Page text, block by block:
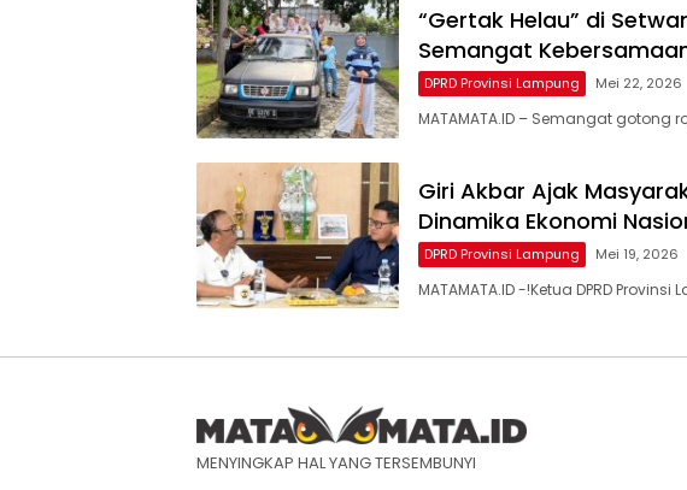
“Gertak Helau” di
Semangat
DPRD Provinsi Lampung Mei 22, 2026
MATAMATA.ID – Semangat gotong
Giri Akbar Ajak
Dinamika Ekonomi
DPRD Provinsi Lampung Mei 19, 2026
MATAMATA.ID -!Ketua DPRD
MENYINGKAP HAL YANG TERSEMBUNYI